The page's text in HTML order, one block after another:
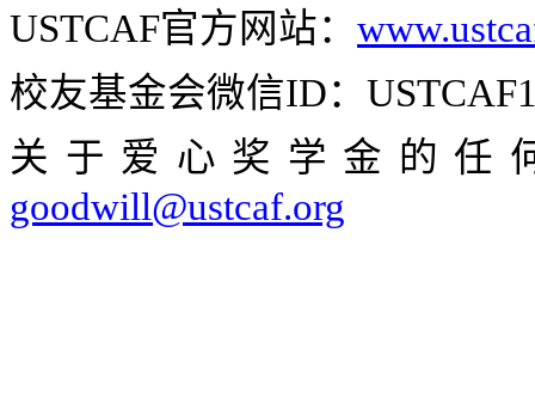
USTCAF官方网站：
校友基金会微信ID：
关于爱心奖学金的任
goodwill@ustcaf.org